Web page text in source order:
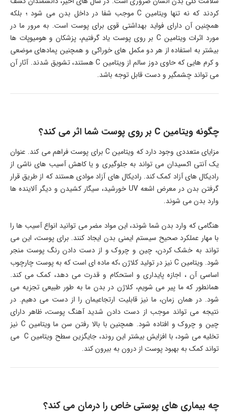
کردند که نه تنها ویتامین C موجب شفا در داخل بدن می شود ؛ بلکه
همچنین آن دارای فواید بهداشتی قوی برای پوست است. به مرور ما در
مورد اثرات ویتامین C بر روی پوست یاد گرفتیم، پزشکان و هومیوپات ها
بیشتر به استفاده از هر دو مکمل های خوراکی و همچنین پمادهای موضعی
و کرم هایی که حاوی دوز سالم از ویتامین C هستند، تشویق شدند. آثار آن
می تواند چشمگیر و دست قابل توجه باشد.
چگونه ویتامین C بر روی پوست شما اثر می کند؟
مزایای متعددی وجود دارد که ویتامین C برای پوست فراهم می کند. عنوان
یک آنتی اکسیدان می تواند به جلوگیری و یا کاهش آسیب های ناشی از
رادیکال های آزاد کمک کند. رادیکال های آزاد موادی هستند که از طریق قرار
گرفتن بدن در معرض اشعه UV خورشید، سیگار کشیدن و دیگر آلاینده ها
وارد بدن می شوند.
هنگامی که وارد بدن شما شوند، این مواد مضر می توانید انواع آسیب ها را
با مهار عملکرد صحیح سیستم ایمنی بدن ایجاد کنند. برای پوست، این می
تواند به خشک کردن، چین و چروک و از دست دادن رنگ پوست منجر
شود. ویتامین C نیز در تولید کلاژن ،که ماده ای است که به پوست چارچوب
اساسی آن ، اجازه پایداری و استحکام و قدرت می دهد، کمک می کند.
همانطور که ما پیر می شویم، کلاژن در بدن ما به طور طبیعی تجزیه می
شود. در همان زمان، ما نیز قابلیت ارتجاعیمان را از دست می دهیم. در
نتیجه می تواند موجب از دست دادن شدید آهنگ پوست، ظاهر دارای
چین و چروک و افتاده شود. همچنین با بالا رفتن سن ما ویتامین C نیز
تخلیه می شود، با افزایش بیشتر این روند، جایگزین سطح ویتامین C می
تواند کمک به بهبود پوست از درون به بیرون کند.
چه بیماری های پوستی خاص را درمان می کند؟